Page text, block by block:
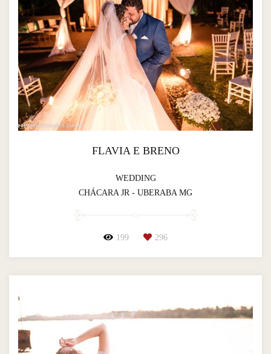
FLAVIA E BRENO
WEDDING
CHÁCARA JR - UBERABA MG
199 296